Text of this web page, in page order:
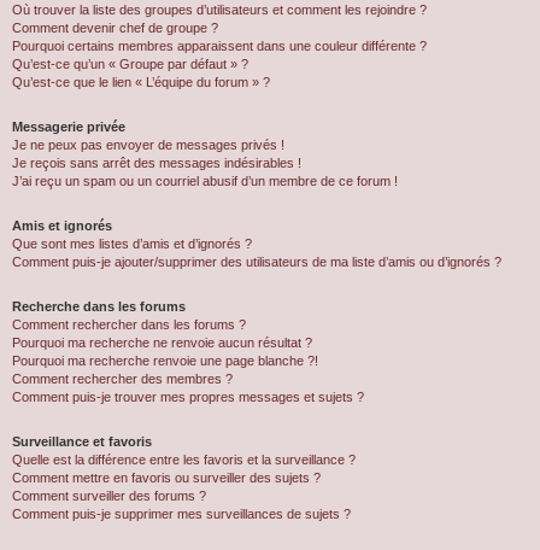
Où trouver la liste des groupes d’utilisateurs et comment les rejoindre ?
Comment devenir chef de groupe ?
Pourquoi certains membres apparaissent dans une couleur différente ?
Qu’est-ce qu’un « Groupe par défaut » ?
Qu’est-ce que le lien « L’équipe du forum » ?
Messagerie privée
Je ne peux pas envoyer de messages privés !
Je reçois sans arrêt des messages indésirables !
J’ai reçu un spam ou un courriel abusif d’un membre de ce forum !
Amis et ignorés
Que sont mes listes d’amis et d’ignorés ?
Comment puis-je ajouter/supprimer des utilisateurs de ma liste d’amis ou d’ignorés ?
Recherche dans les forums
Comment rechercher dans les forums ?
Pourquoi ma recherche ne renvoie aucun résultat ?
Pourquoi ma recherche renvoie une page blanche ?!
Comment rechercher des membres ?
Comment puis-je trouver mes propres messages et sujets ?
Surveillance et favoris
Quelle est la différence entre les favoris et la surveillance ?
Comment mettre en favoris ou surveiller des sujets ?
Comment surveiller des forums ?
Comment puis-je supprimer mes surveillances de sujets ?